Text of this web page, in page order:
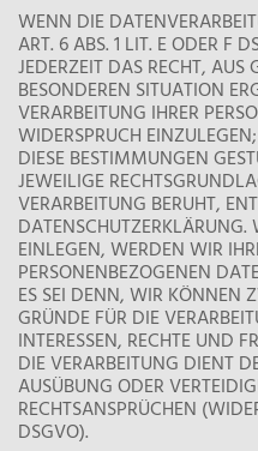
WENN DIE
ART. 6 ABS. 1 LIT. E ODER F
JEDERZEIT DAS RECHT, AUS
BESONDEREN SITUATION
VERARBEITUNG IHRER
WIDERSPRUCH
DIESE BESTIMMUNGEN
JEWEILIGE
VERARBEITUNG BERUHT,
EINLEGEN, WERDEN WIR
PERSONENBEZOGENEN
ES SEI DENN, WIR KÖNNEN
GRÜNDE FÜR DIE
INTERESSEN, RECHTE UND
DIE VERARBEITUNG DIENT
AUSÜBUNG ODER
RECHTSANSPRÜCHEN
DSGVO).